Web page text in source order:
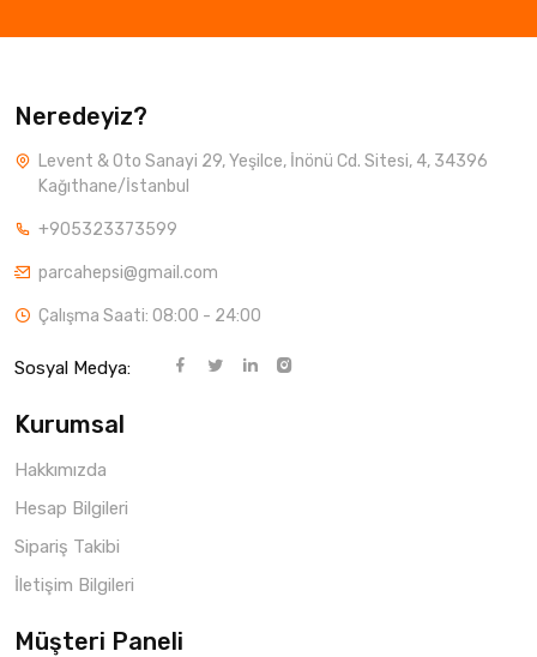
Neredeyiz?
Levent & Oto Sanayi 29, Yeşilce, İnönü Cd. Sitesi, 4, 34396
Kağıthane/İstanbul
+905323373599
parcahepsi@gmail.com
Çalışma Saati: 08:00 - 24:00
Sosyal Medya:
Kurumsal
Hakkımızda
Hesap Bilgileri
Sipariş Takibi
İletişim Bilgileri
Müşteri Paneli